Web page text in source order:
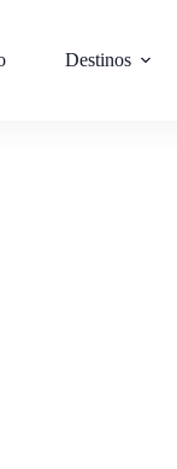
Destinos